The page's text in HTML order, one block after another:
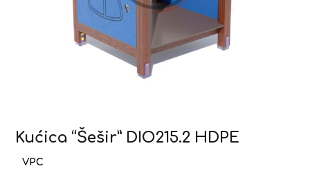
Kućica “Šešir” DIO215.2 HDPE